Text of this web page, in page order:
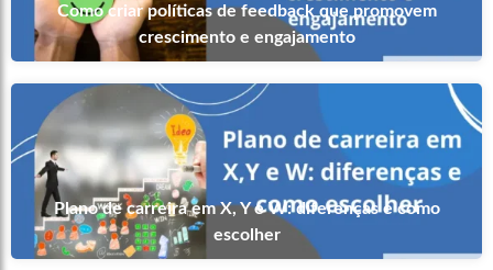
Como criar políticas de feedback que promovem
crescimento e engajamento
Plano de carreira em X, Y e W: diferenças e como
escolher